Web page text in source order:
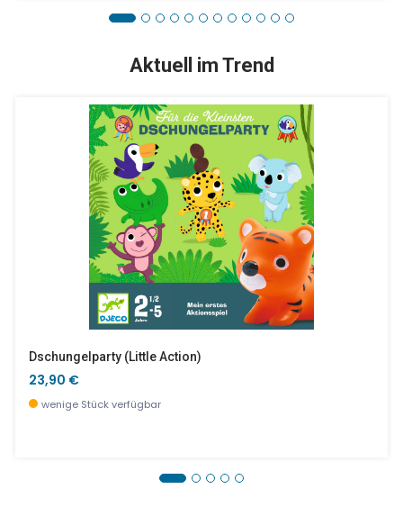
Aktuell im Trend
Dschungelparty (little Action)
23,90 €
wenige Stück verfügbar